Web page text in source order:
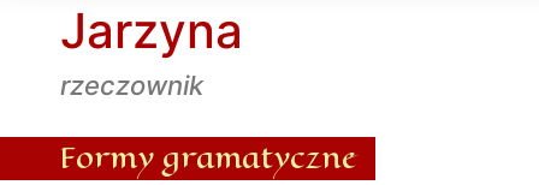
Jarzyna
rzeczownik
Formy gramatyczne